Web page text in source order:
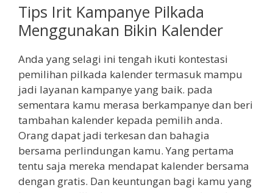
Tips Irit Kampanye Pilkada
Menggunakan Bikin Kalender
Anda yang selagi ini tengah ikuti kontestasi
pemilihan pilkada kalender termasuk mampu
jadi layanan kampanye yang baik. pada
sementara kamu merasa berkampanye dan beri
tambahan kalender kepada pemilih anda.
Orang dapat jadi terkesan dan bahagia
bersama perlindungan kamu. Yang pertama
tentu saja mereka mendapat kalender bersama
dengan gratis. Dan keuntungan bagi kamu yang